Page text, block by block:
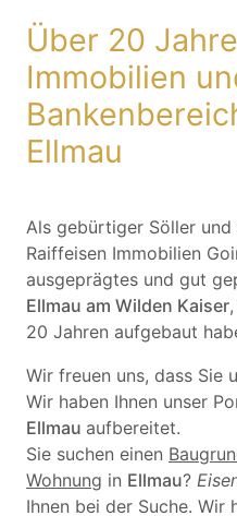
Über 20
Immobilien
Ellmau
Als gebürtiger Söller
Raiffeisen Immobilien
ausgeprägtes und gut
Ellmau am Wilden Kaiser
20 Jahren aufgebaut
Wir freuen uns, dass Sie
Wir haben Ihnen unser
Ellmau aufbereitet.
Sie suchen einen
Wohnung in Ellmau?
Ihnen bei der Suche.